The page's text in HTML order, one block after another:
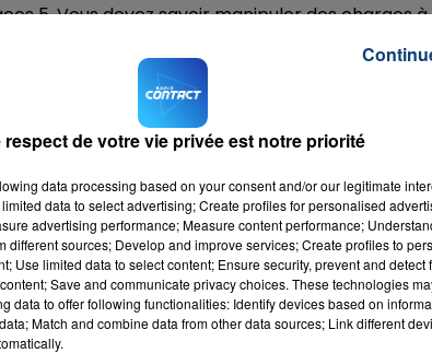
5. Vous devez savoir manipuler des charges à
lille.opera@ago.jobs
RADIO CONTACT
respect de votre vie privée est notre priorité
data processing based on your consent and/or our legitimate
data to select advertising; Create profiles for personalised
advertising performance; Measure content performance;
different sources; Develop and improve services; Create profiles to
Use limited data to select content; Ensure security, prevent and detect
Save and communicate privacy choices. These technologies
data to offer following functionalities: Identify devices based on
Match and combine data from other data sources; Link different